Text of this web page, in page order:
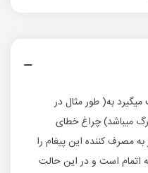
میگیرد به( طور مثال در
جوهرافشان حدود 200 برگ میباشد) چراغ خطای
مصرف کننده این پیغام را
اتمام است و در این حالت